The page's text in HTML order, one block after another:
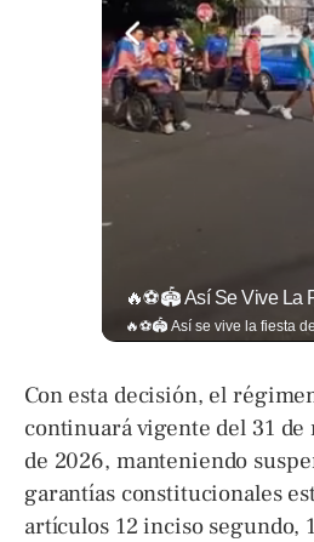
Con esta decisión, el
continuará vigente del 31 de
de 2026, manteniendo
garantías constitucionales
artículos 12 inciso segundo,